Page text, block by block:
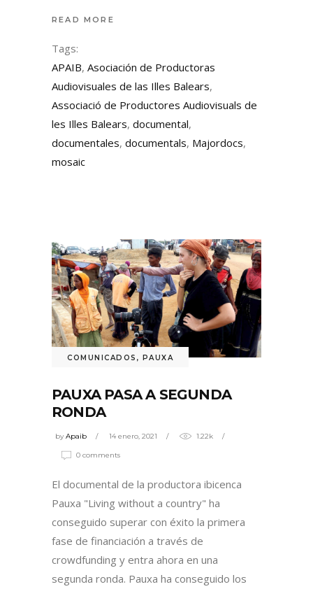
READ MORE
Tags:
APAIB, Asociación de Productoras
Audiovisuales de las Illes Balears,
Associació de Productores Audiovisuals de
les Illes Balears, documental,
documentales, documentals, Majordocs,
mosaic
COMUNICADOS , PAUXA
PAUXA PASA A SEGUNDA
RONDA
byApaib 14 enero, 2021 1.22k
0 comments
El documental de la productora ibicenca
Pauxa "Living without a country" ha
conseguido superar con éxito la primera
fase de financiación a través de
crowdfunding y entra ahora en una
segunda ronda. Pauxa ha conseguido los